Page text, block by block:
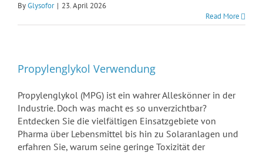
ByGlysofor | 23. April 2026
Read More
Propylenglykol Verwendung
Propylenglykol (MPG) ist ein wahrer Alleskönner in der
Industrie. Doch was macht es so unverzichtbar?
Entdecken Sie die vielfältigen Einsatzgebiete von
Pharma über Lebensmittel bis hin zu Solaranlagen und
erfahren Sie, warum seine geringe Toxizität der